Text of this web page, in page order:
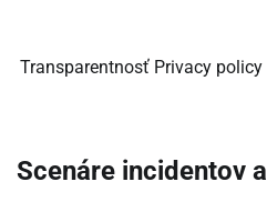
Transparentnosť Privacy policy
Scenáre incidentov